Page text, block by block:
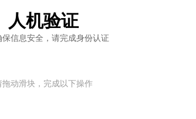
人机验证
保信息安全，请完成身份认证
拖动滑块，完成以下操作